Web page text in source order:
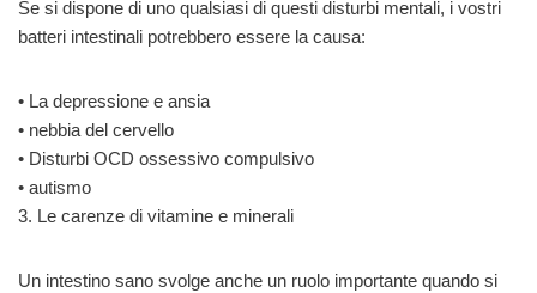
Se si dispone di uno qualsiasi di questi disturbi mentali, i vostri
batteri intestinali potrebbero essere la causa:
• La depressione e ansia
• nebbia del cervello
• Disturbi OCD ossessivo compulsivo
• autismo
3. Le carenze di vitamine e minerali
Un intestino sano svolge anche un ruolo importante quando si